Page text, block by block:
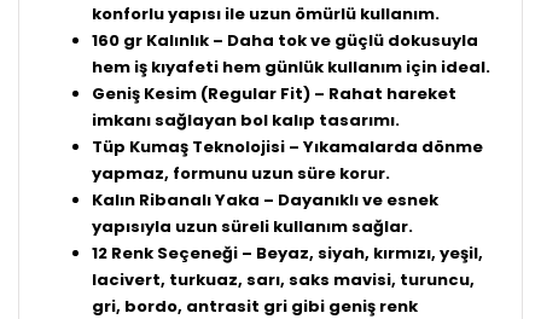
konforlu yapısı ile uzun ömürlü kullanım.
160 gr Kalınlık – Daha tok ve güçlü dokusuyla
hem iş kıyafeti hem günlük kullanım için ideal.
Geniş Kesim (Regular Fit) – Rahat hareket
imkanı sağlayan bol kalıp tasarımı.
Tüp Kumaş Teknolojisi – Yıkamalarda dönme
yapmaz, formunu uzun süre korur.
Kalın Ribanalı Yaka – Dayanıklı ve esnek
yapısıyla uzun süreli kullanım sağlar.
12 Renk Seçeneği – Beyaz, siyah, kırmızı, yeşil,
lacivert, turkuaz, sarı, saks mavisi, turuncu,
gri, bordo, antrasit gri gibi geniş renk